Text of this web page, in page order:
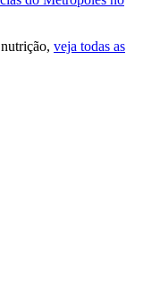
veja todas as